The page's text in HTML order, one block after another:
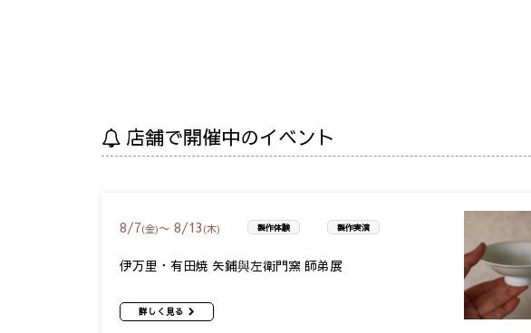
店舗で開催中のイベント
8/7(金)〜 8/13 (木) 製作体験 製作実演
伊万里・有田焼 矢鋪與左衛門窯 師弟展
詳しく見る